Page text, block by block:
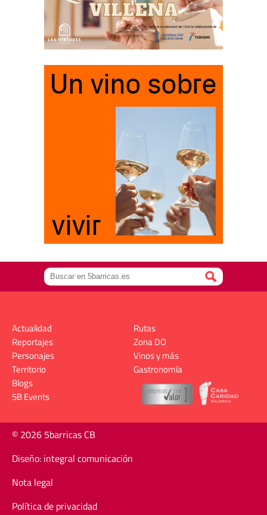
Actualidad
Reportajes
Personajes
Territorio
Rutas
Zona DO
Vinos y más
Gastronomía
Blogs
5B Events
© 2026 5barricas CB
Diseño: integral comunicación
Nota legal
Política de privacidad